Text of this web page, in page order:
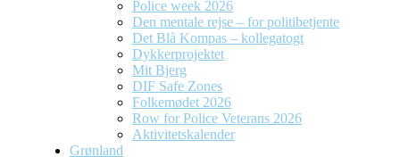
Police week 2026
Den mentale rejse – for politibetjente
Det Blå Kompas – kollegatogt
Dykkerprojektet
Mit Bjerg
DIF Safe Zones
Folkemødet 2026
Row for Police Veterans 2026
Aktivitetskalender
Grønland